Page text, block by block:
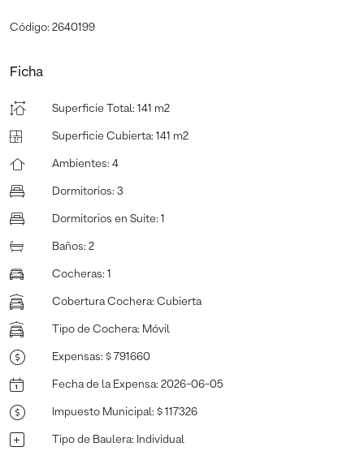
Código: 2640199
Ficha
Superficie Total : 141 m2
Superficie Cubierta: 141 m2
Ambientes: 4
Dormitorios: 3
Dormitorios en Suite: 1
Baños: 2
Cocheras: 1
Cobertura Cochera: Cubierta
Tipo de Cochera: Móvil
Expensas: $ 791660
Fecha de la Expensa: 2026-06-05
Impuesto Municipal : $ 117326
Tipo de Baulera: Individual